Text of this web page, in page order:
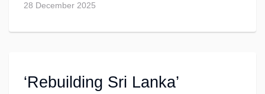
තමන් රජයෙන් ඉල්ලා සිටින බව MSME Chember Of Sri
28 December 2025
‘Rebuilding Sri Lanka’